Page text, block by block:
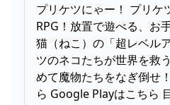
プリケツにゃー！ プリケ
RPG！放置で遊べる、お
猫（ねこ）の「超レベル
ツのネコたちが世界を救
めて魔物たちをなぎ倒せ
ら Google Playはこちら